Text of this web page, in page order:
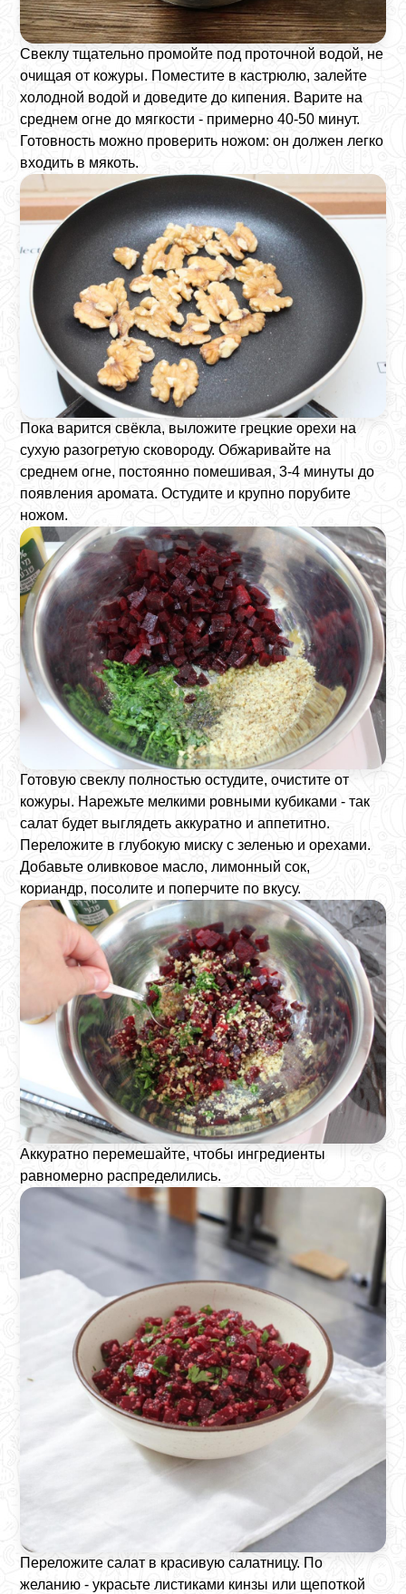
Свеклу тщательно промойте под проточной водой, не
очищая от кожуры. Поместите в кастрюлю, залейте
холодной водой и доведите до кипения. Варите на
среднем огне до мягкости - примерно 40-50 минут.
Готовность можно проверить ножом: он должен легко
входить в мякоть.
Пока варится свёкла, выложите грецкие орехи на
сухую разогретую сковороду. Обжаривайте на
среднем огне, постоянно помешивая, 3-4 минуты до
появления аромата. Остудите и крупно порубите
ножом.
Готовую свеклу полностью остудите, очистите от
кожуры. Нарежьте мелкими ровными кубиками - так
салат будет выглядеть аккуратно и аппетитно.
Переложите в глубокую миску с зеленью и орехами.
Добавьте оливковое масло, лимонный сок,
кориандр, посолите и поперчите по вкусу.
Аккуратно перемешайте, чтобы ингредиенты
равномерно распределились.
Переложите салат в красивую салатницу. По
желанию - украсьте листиками кинзы или щепоткой